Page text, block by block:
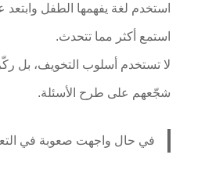
استخدم لغة يفهمها الطفل وابتعد
استمع أكثر مما تتحدث.
لا تستخدم أسلوب التخويف، بل
شجّعهم على طرح الأسئلة.
في حال واجهت صعوبة في